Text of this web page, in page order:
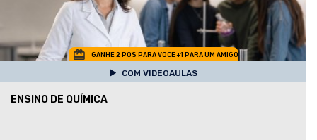
GANHE 2 POS PARA VOCE +1 PARA UM AMIGO
COM VIDEOAULAS
ENSINO DE QUÍMICA